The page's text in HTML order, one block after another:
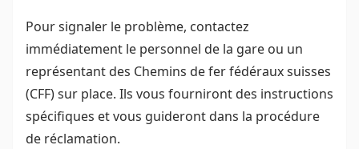
Pour signaler le problème, contactez
immédiatement le personnel de la gare ou un
représentant des Chemins de fer fédéraux suisses
(CFF) sur place. Ils vous fourniront des instructions
spécifiques et vous guideront dans la procédure
de réclamation.